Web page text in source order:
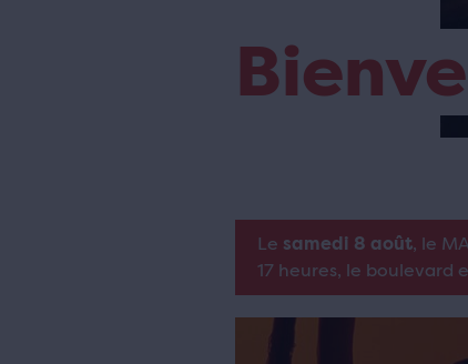
Le samedi 8 août, le
17 heures, le